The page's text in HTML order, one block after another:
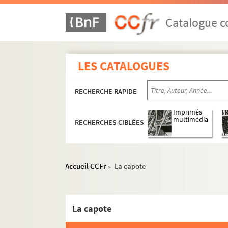
Catalogue
LES CATALOGUES
RECHERCHE RAPIDE
RECHERCHES CIBLÉES
Imprimés
multimédia
Accueil CCFr > La capote
La capote
Documents de famille
Documents estudiantins et professionnels
Les brouillons de Paul Albarel
Poèmes, chansons
ALB 4.1. Année 1900
ALB 4.2. Années 1901 à 1903
ALB 4.4. Année 1905